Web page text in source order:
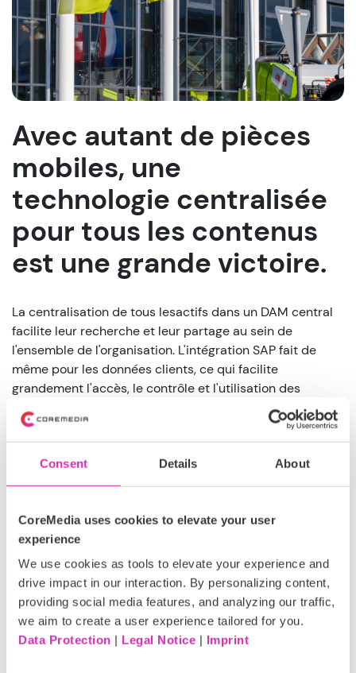
Consent Details About
CoreMedia uses cookies to elevate your user
experience
We use cookies as tools to elevate your experience and
drive impact in our interaction. By personalizing content,
providing social media features, and analyzing our traffic,
we aim to create a user experience tailored for you.
Data Protection | Legal Notice | Imprint
Avec autant de pièces
mobiles, une
technologie centralisée
pour tous les contenus
est une grande victoire.
La centralisation de tous lesactifs dans un DAM central
facilite leur recherche et leur partage au sein de
l'ensemble de l'organisation. L'intégration SAP fait de
même pour les données clients, ce qui facilite
grandement l'accès, le contrôle et l'utilisation des
données dans l'ensemble de l'entreprise.
Et bien sûr, il y a la publication de contenu, le pain et le
beurre de CoreMedia. Il est facile et rapide de diffuser le
pour les portails des partenaires et les intranets. Nous
gagnons beaucoup de temps, et cela ne fait que